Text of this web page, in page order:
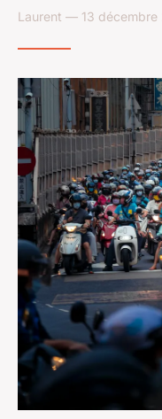
Laurent — 13